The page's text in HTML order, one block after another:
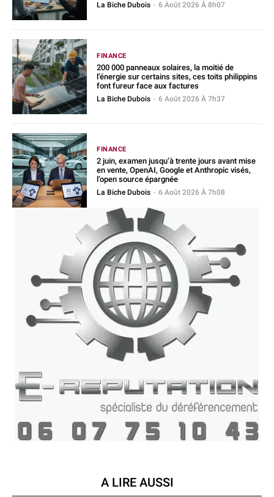
La Biche Dubois - 6 Août 2026 À 8h07
FINANCE
200 000 panneaux solaires, la moitié de
l’énergie sur certains sites, ces toits philippins
font fureur face aux factures
La Biche Dubois - 6 Août 2026 À 7h37
FINANCE
2 juin, examen jusqu’à trente jours avant mise
en vente, OpenAI, Google et Anthropic visés,
l’open source épargnée
La Biche Dubois - 6 Août 2026 À 7h08
A LIRE AUSSI